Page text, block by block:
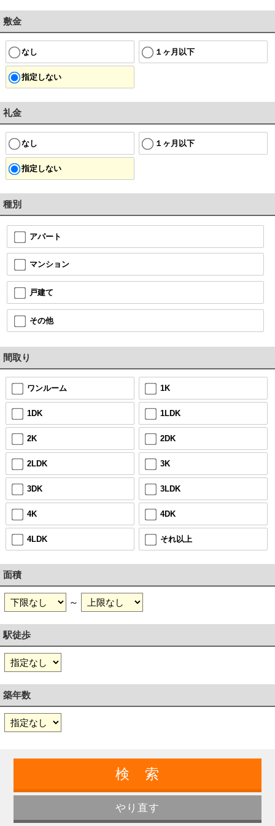
敷金
なし １ヶ月以下
指定しない
礼金
なし １ヶ月以下
指定しない
種別
アパート
マンション
戸建て
その他
間取り
ワンルーム 1K
1DK 1LDK
2K 2DK
2LDK 3K
3DK 3LDK
4K 4DK
4LDK それ以上
面積
～
駅徒歩
築年数